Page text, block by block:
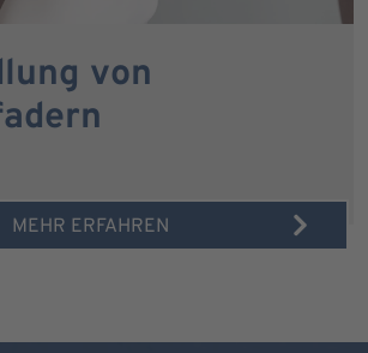
von
MEHR ERFAHREN